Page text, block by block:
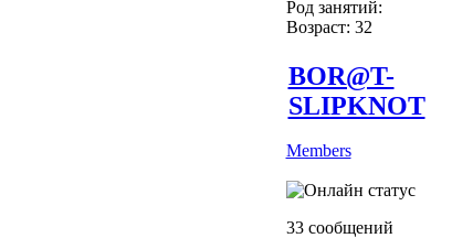
Род занятий:
Возраст: 32
BOR@T-
SLIPKNOT
Members
33 сообщений